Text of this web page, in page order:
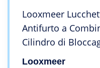
Looxmeer
Antifurto a
Cilindro di
Rinforzato
Looxmeer